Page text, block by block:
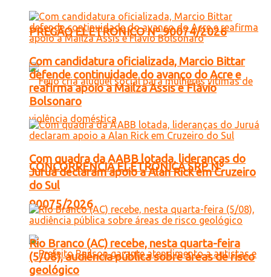
PREGÃO ELETRONICO Nº 90074/2026
CONCORRENCIA ELETRONICA SRP Nº
90075/2026
Com candidatura oficializada, Marcio Bittar
defende continuidade do avanço do Acre e
reafirma apoio a Mailza Assis e Flávio
Bolsonaro
Com quadra da AABB lotada, lideranças do
Juruá declaram apoio a Alan Rick em Cruzeiro
do Sul
Rio Branco (AC) recebe, nesta quarta-feira
(5/08), audiência pública sobre áreas de risco
geológico